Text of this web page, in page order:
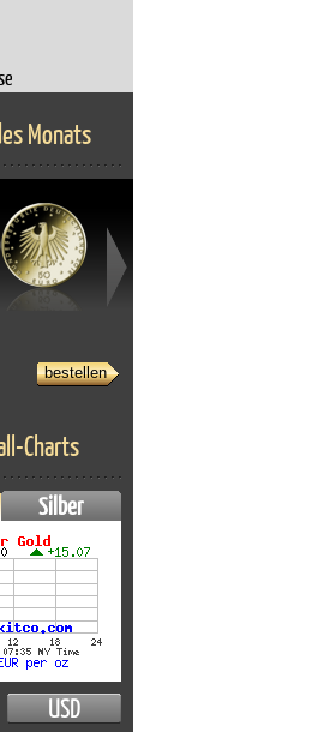
Monats
bestellen
Charts
Silber
USD